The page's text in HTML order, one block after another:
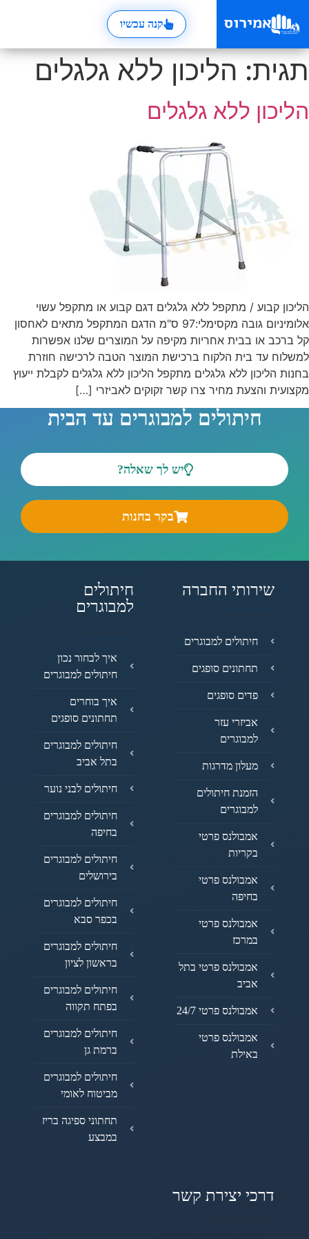
קנה עכשיו
תגית: הליכון ללא גלגלים
הליכון ללא גלגלים
הליכון קבוע / מתקפל ללא גלגלים דגם קבוע או מתקפל עשוי
אלומיניום גובה מקסימלי:97 ס"מ הדגם המתקפל מתאים לאחסון
קל ברכב או בבית אחריות מקיפה על המוצרים שלנו אפשרות
למשלוח עד בית הלקוח ברכישת המוצר הטבה לרכישה חוזרת
בחנות הליכון ללא גלגלים מתקפל הליכון ללא גלגלים לקבלת ייעוץ
מקצועית והצעת מחיר צרו קשר זקוקים לאביזרי […]
חיתולים למבוגרים עד הבית
יש לך שאלה?
בקר בחנות
שירותי החברה
חיתולים למבוגרים
תחתונים סופגים
פדים סופגים
אביזרי עזר
למבוגרים
מעלון מדרגות
הזמנת חיתולים
למבוגרים
אמבולנס פרטי
בקריות
אמבולנס פרטי
בחיפה
אמבולנס פרטי
במרכז
אמבולנס פרטי בתל
אביב
אמבולנס פרטי 24/7
אמבולנס פרטי
באילת
חיתולים
למבוגרים
איך לבחור נכון
חיתולים למבוגרים
איך בוחרים
תחתונים סופגים
חיתולים למבוגרים
בתל אביב
חיתולים לבני נוער
חיתולים למבוגרים
בחיפה
חיתולים למבוגרים
בירושלים
חיתולים למבוגרים
בכפר סבא
חיתולים למבוגרים
בראשון לציון
חיתולים למבוגרים
בפתח תקווה
חיתולים למבוגרים
ברמת גן
חיתולים למבוגרים
מביטוח לאומי
תחתוני ספיגה בריז
במבצע
דרכי יצירת קשר